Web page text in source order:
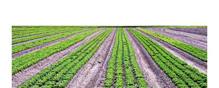
मधुमक्खी पालन आदि को भी वे बड़ी बखूबी से निभाती हैं अन्य कार्य जैसे दूध घी एवं
दही बनाना , आचार एवं चटनी , पापड़ आदि बनाने से वह आमदनी अंकित कमाती हैं
और घर संभालती हैं। आज के समय में वह नई तकनीकों को सीखकर अच्छा पैसा और
काम दोनों कमा रही हैं और अपना योगदान कृषि में बखूबी दे रही है । कृषि क्षेत्र मे...